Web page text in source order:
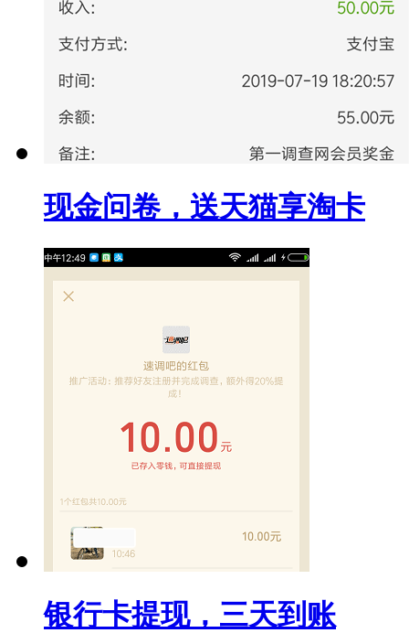
现金问卷，送天猫享淘卡
银行卡提现，三天到账